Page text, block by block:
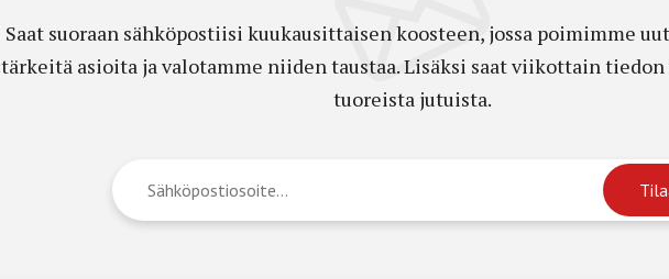
Saat suoraan sähköpostiisi kuukausittaisen koosteen, jossa poimimme
tärkeitä asioita ja valotamme niiden taustaa. Lisäksi saat viikottain
tuoreista jutuista.